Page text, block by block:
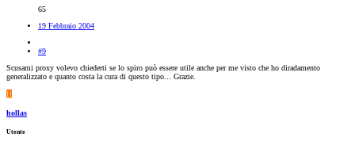
65
19 Febbraio 2004
#9
Scusami proxy volevo chiederti se lo spiro può essere utile anche per me visto che ho diradamento
generalizzato e quanto costa la cura di questo tipo... Grazie.
H
hollas
Utente